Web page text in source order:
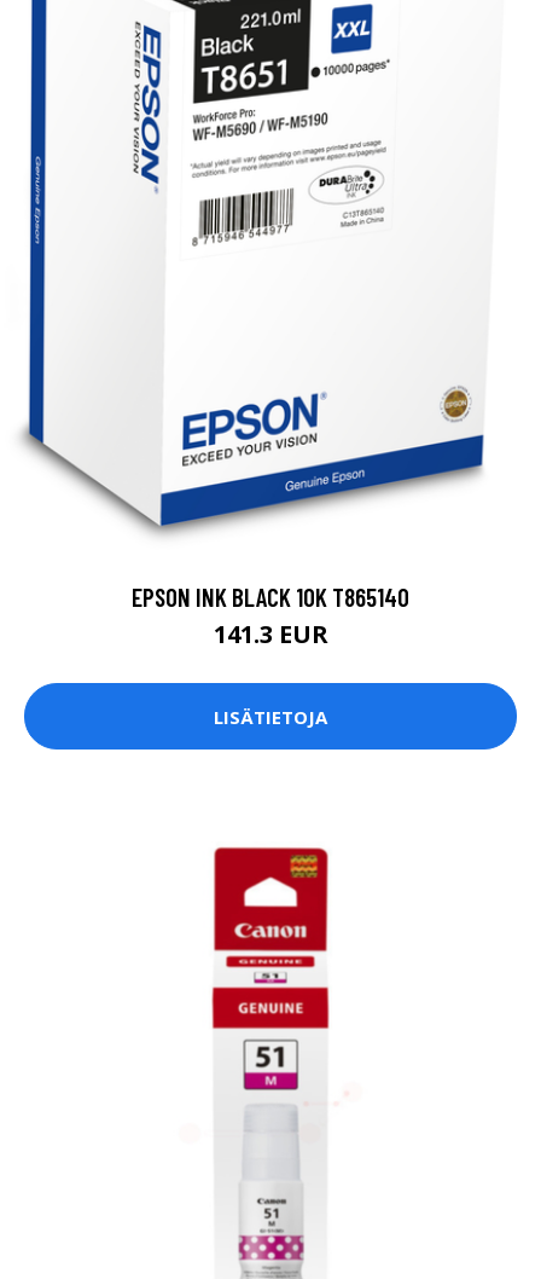
EPSON INK BLACK 10K T865140
141.3 EUR
LISÄTIETOJA